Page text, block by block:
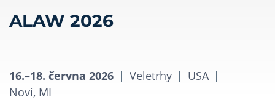
ALAW 2026
16.–18. června 2026 | Veletrhy | USA |
Novi, MI